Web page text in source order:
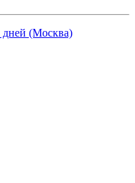
дней (Москва)